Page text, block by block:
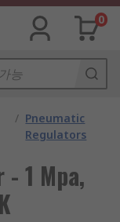
0
/ Pneumatic
Regulators
1 Mpa,